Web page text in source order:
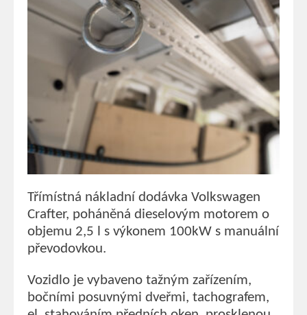
Třímístná nákladní dodávka Volkswagen
Crafter, poháněná dieselovým motorem o
objemu 2,5 l s výkonem 100kW s manuální
převodovkou.
Vozidlo je vybaveno tažným zařízením,
bočními posuvnými dveřmi, tachografem,